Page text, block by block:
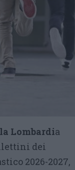
Lombardia
dei
2026-2027,